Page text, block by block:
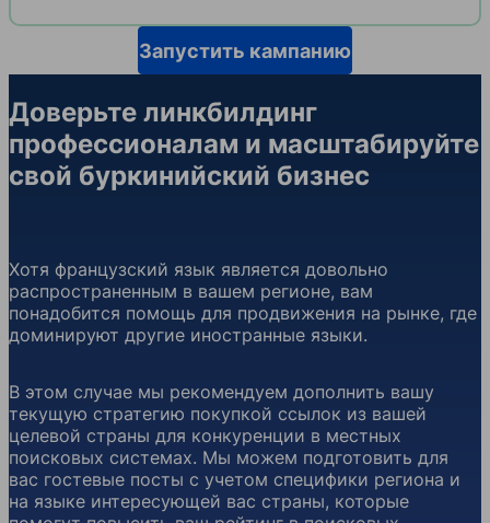
Запустить кампанию
Доверьте линкбилдинг
профессионалам и масштабируйте
свой буркинийский бизнес
Хотя французский язык является довольно
распространенным в вашем регионе, вам
понадобится помощь для продвижения на рынке, где
доминируют другие иностранные языки.
В этом случае мы рекомендуем дополнить вашу
текущую стратегию покупкой ссылок из вашей
целевой страны для конкуренции в местных
поисковых системах. Мы можем подготовить для
вас гостевые посты с учетом специфики региона и
на языке интересующей вас страны, которые